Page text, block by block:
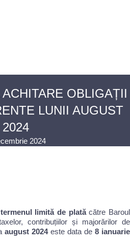
OBLIGAȚII
LUNII AUGUST
2024
2024
termenul limită de platăcătre Baroul
contribuțiilor și majorărilor de
august 2024este data de 8 ianuarie